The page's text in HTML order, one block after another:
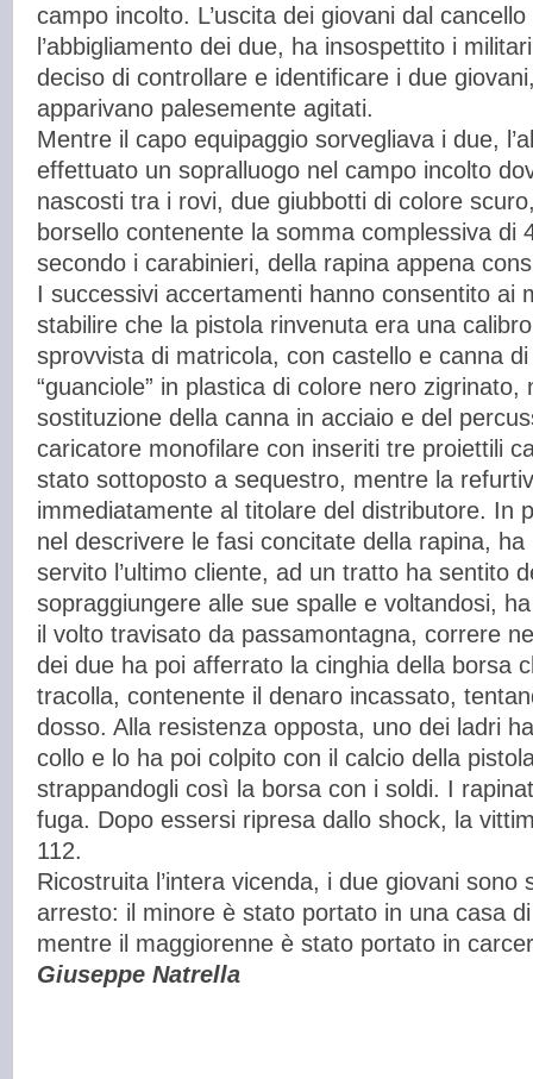
campo incolto. L’uscita dei giovani dal
l’abbigliamento dei due, ha insospettito i
deciso di controllare e identificare i due
apparivano palesemente agitati.
Mentre il capo equipaggio sorvegliava i due,
effettuato un sopralluogo nel campo incolto
nascosti tra i rovi, due giubbotti di colore
borsello contenente la somma complessiva di
secondo i carabinieri, della rapina appena
I successivi accertamenti hanno consentito ai
stabilire che la pistola rinvenuta era una
sprovvista di matricola, con castello e canna
“guanciole” in plastica di colore nero
sostituzione della canna in acciaio e del
caricatore monofilare con inseriti tre proiettili
stato sottoposto a sequestro, mentre la
immediatamente al titolare del distributore. In
nel descrivere le fasi concitate della rapina,
servito l’ultimo cliente, ad un tratto ha sentito
sopraggiungere alle sue spalle e voltandosi,
il volto travisato da passamontagna, correre
dei due ha poi afferrato la cinghia della borsa
tracolla, contenente il denaro incassato,
dosso. Alla resistenza opposta, uno dei ladri
collo e lo ha poi colpito con il calcio della
strappandogli così la borsa con i soldi. I
fuga. Dopo essersi ripresa dallo shock, la
112.
Ricostruita l’intera vicenda, i due giovani sono
arresto: il minore è stato portato in una casa
mentre il maggiorenne è stato portato in
Giuseppe Natrella